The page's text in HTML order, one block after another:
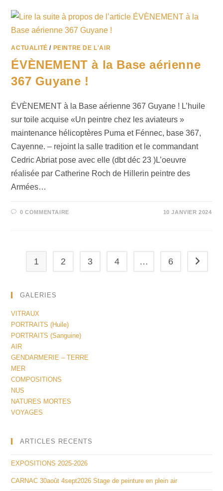
ACTUALITÉ / PEINTRE DE L'AIR
ÉVÈNEMENT à la Base aérienne
367 Guyane !
ÉVÈNEMENT à la Base aérienne 367 Guyane ! L’huile
sur toile acquise «Un peintre chez les aviateurs »
maintenance hélicoptères Puma et Fénnec, base 367,
Cayenne. – rejoint la salle tradition et le commandant
Cedric Abriat pose avec elle (dbt déc 23 )L’oeuvre
réalisée par Catherine Roch de Hillerin peintre des
Armées…
0 COMMENTAIRE 10 JANVIER 2024
1 2 3 4 … 6
GALERIES
VITRAUX
PORTRAITS (Huile)
PORTRAITS (Sanguine)
AIR
GENDARMERIE – TERRE
MER
COMPOSITIONS
NUS
NATURES MORTES
VOYAGES
ARTICLES RECENTS
EXPOSITIONS 2025-2026
CARNAC 30août 4sept2026 Stage de peinture en plein air